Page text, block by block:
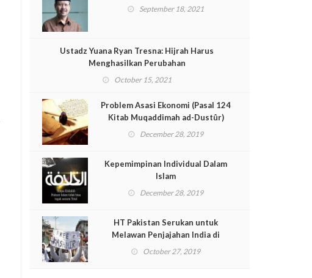
September 18, 2021
Ustadz Yuana Ryan Tresna: Hijrah Harus
Menghasilkan Perubahan
October 15, 2021
Problem Asasi Ekonomi (Pasal 124
Kitab Muqaddimah ad-Dustûr)
December 28, 2019
Kepemimpinan Individual Dalam
Islam
December 28, 2019
HT Pakistan Serukan untuk
Melawan Penjajahan India di
Kashmir
October 27, 2019